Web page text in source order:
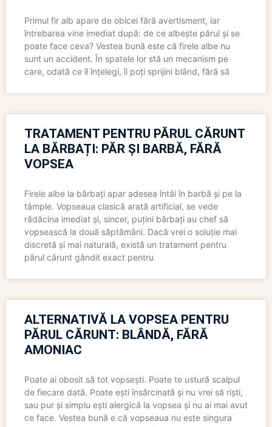
Primul fir alb apare de obicei fără avertisment, iar
întrebarea vine imediat după: de ce albește părul și se
poate face ceva? Vestea bună este că firele albe nu
sunt un accident. În spatele lor stă un mecanism pe
care, odată ce îl înțelegi, îl poți sprijini blând, fără să
TRATAMENT PENTRU PĂRUL CĂRUNT
LA BĂRBAȚI: PĂR ȘI BARBĂ, FĂRĂ
VOPSEA
Firele albe la bărbați apar adesea întâi în barbă și pe la
tâmple. Vopseaua clasică arată artificial, se vede
rădăcina imediat și, sincer, puțini bărbați au chef să
vopsească la două săptămâni. Dacă vrei o soluție mai
discretă și mai naturală, există un tratament pentru
părul cărunt gândit exact pentru
ALTERNATIVĂ LA VOPSEA PENTRU
PĂRUL CĂRUNT: BLÂNDĂ, FĂRĂ
AMONIAC
Poate ai obosit să tot vopsești. Poate te ustură scalpul
de fiecare dată. Poate ești însărcinată și nu vrei să riști,
sau pur și simplu ești alergică la vopsea și nu ai mai avut
ce face. Vestea bună e că vopseaua nu este singura